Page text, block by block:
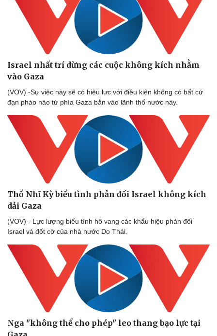
Israel nhất trí dừng các cuộc không kích nhằm
vào Gaza
(VOV) -Sự việc này sẽ có hiệu lực với điều kiện không có bất cứ
đạn pháo nào từ phía Gaza bắn vào lãnh thổ nước này.
Thổ Nhĩ Kỳ biểu tình phản đối Israel không kích
dải Gaza
(VOV) - Lực lượng biểu tình hô vang các khẩu hiệu phản đối
Israel và đốt cờ của nhà nước Do Thái.
Nga "không thể cho phép" leo thang bạo lực tại